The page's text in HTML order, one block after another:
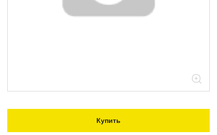
Купить